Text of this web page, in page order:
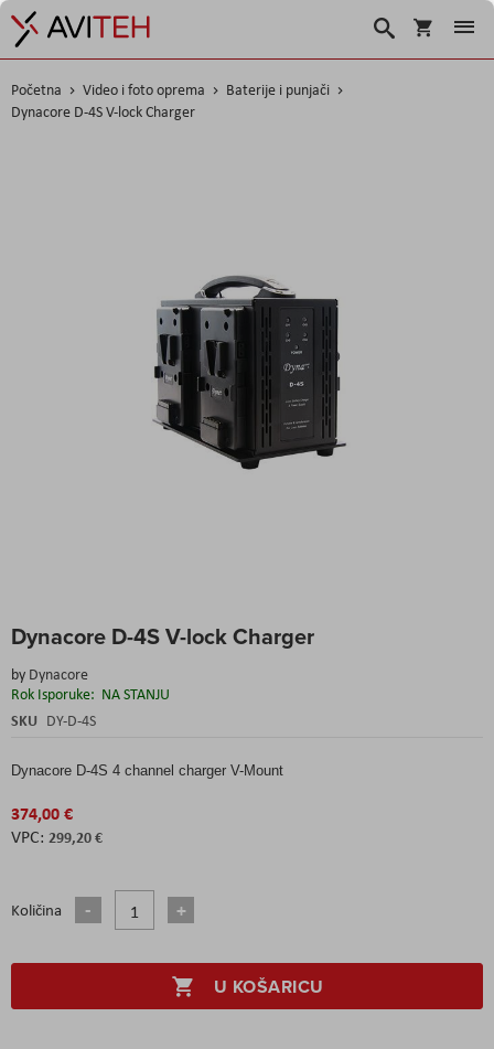
Košarica
Traži
Početna Video i foto oprema
Baterije i punjači
Dynacore D-4S V-lock Charger
Dynacore D-4S V-lock Charger
by Dynacore
Rok Isporuke: NA STANJU
SKU DY-D-4S
Dynacore D-4S 4 channel charger V-Mount
374,00 €
299,20 €
Količina
U KOŠARICU
to
the
beginning
of
the